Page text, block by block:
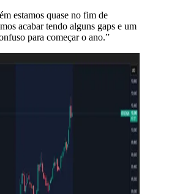
estamos quase no fim de
acabar tendo alguns gaps e um
para começar o ano.”